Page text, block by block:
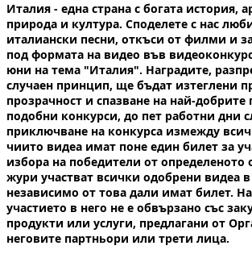
Италия - една страна с богата история,
природа и култура. Споделете с нас
италиански песни, откъси от филми и
под формата на видео във
юни на тема "Италия". Наградите,
случаен принцип, ще бъдат изтеглени
прозрачност и спазване на най-добрите
подобни конкурси, до пет работни дни
приключване на конкурса измежду
чиито видеа имат поне един билет за
избора на победители от определеното
жури участват всички одобрени видеа в
независимо от това дали имат билет.
участието в него не е обвързано със
продукти или услуги, предлагани от
неговите партньори или трети лица.